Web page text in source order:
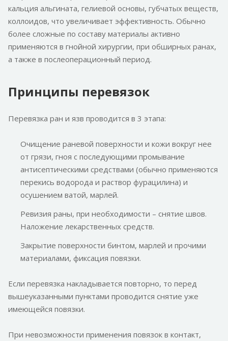
кальция альгината, гелиевой основы, губчатых веществ,
коллоидов, что увеличивает эффективность. Обычно
более сложные по составу материалы активно
применяются в гнойной хирургии, при обширных ранах,
а также в послеоперационный период.
Принципы перевязок
Перевязка ран и язв проводится в 3 этапа:
Очищение раневой поверхности и кожи вокруг нее
от грязи, гноя с последующими промывание
антисептическими средствами (обычно применяются
перекись водорода и раствор фурацилина) и
осушением ватой, марлей.
Ревизия раны, при необходимости – снятие швов.
Наложение лекарственных средств.
Закрытие поверхности бинтом, марлей и прочими
материалами, фиксация повязки.
Если перевязка накладывается повторно, то перед
вышеуказанными пунктами проводится снятие уже
имеющейся повязки.
При невозможности применения повязок в контакт,